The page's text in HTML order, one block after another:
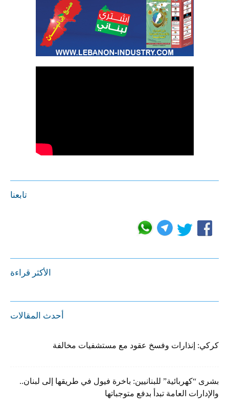
تابعنا
الأكثر قراءة
أحدث المقالات
كركي: إنذارات وفسخ عقود مع مستشفيات مخالفة
بشرى “كهربائية” للبنانيين: باخرة فيول في طريقها إلى لبنان..
والإدارات العامة تبدأ بدفع متوجباتها